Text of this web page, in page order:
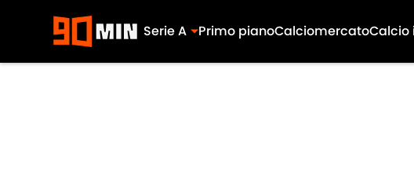
Serie A Primo pianoCalciomercatoCalcio